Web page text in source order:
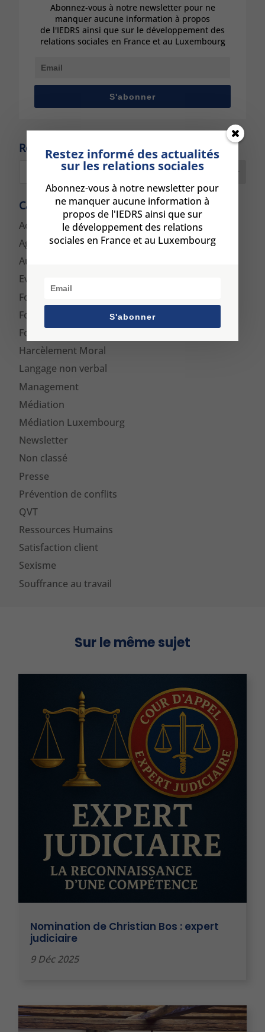
Abonnez-vous à notre newsletter pour ne
manquer aucune information à propos
de l'IEDRS ainsi que sur le développement des
relations sociales en France et au Luxembourg
S'abonner
Rechercher :
Rechercher
Catégories :
Actualités
Agenda
Autres
Evénements
Formation
Formation Médiateur
Formation Médiation
Harcèlement Moral
Langage non verbal
Management
Médiation
Médiation Luxembourg
Newsletter
Non classé
Presse
Prévention de conflits
QVT
Ressources Humains
Satisfaction client
Sexisme
Souffrance au travail
Sur le même sujet
Nomination de Christian Bos : expert
judiciaire
9 Déc 2025
Restez informé des actualités
sur les relations sociales
Abonnez-vous à notre newsletter pour
ne manquer aucune information à
propos de l'IEDRS ainsi que sur
le développement des relations
sociales en France et au Luxembourg
S'abonner